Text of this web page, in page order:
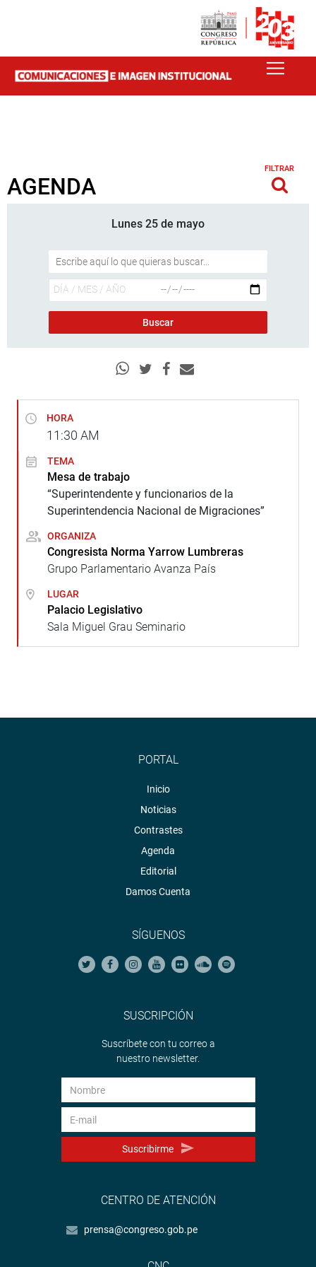
AGENDA
FILTRAR
Lunes 25 de mayo
HORA
11:30 AM
TEMA
Mesa de trabajo
“Superintendente y funcionarios de la
Superintendencia Nacional de Migraciones”
ORGANIZA
Congresista Norma Yarrow Lumbreras
Grupo Parlamentario Avanza País
LUGAR
Palacio Legislativo
Sala Miguel Grau Seminario
PORTAL
Inicio
Noticias
Contrastes
Agenda
Editorial
Damos Cuenta
SÍGUENOS
SUSCRIPCIÓN
Suscríbete con tu correo a
nuestro newsletter.
Suscribirme
CENTRO DE ATENCIÓN
prensa@congreso.gob.pe